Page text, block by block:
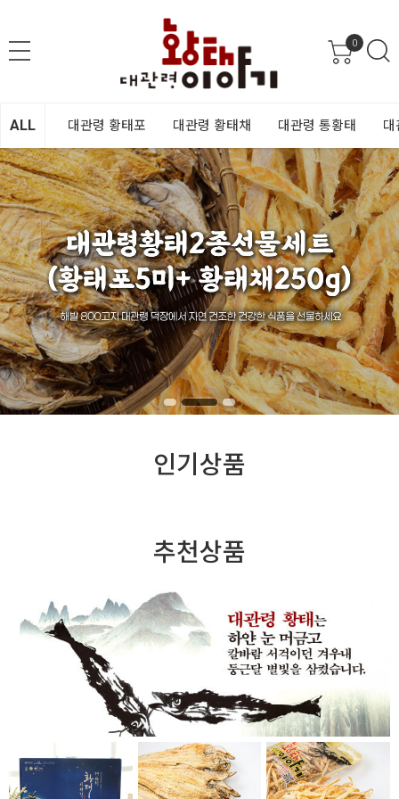
0
ALL 대관령 황태포 대관령 황태채 대관령 통황태 대
인기상품
추천상품